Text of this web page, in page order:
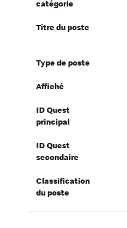
catégorie
Titre du poste
Type de poste
Affiché
ID Quest
principal
ID Quest
secondaire
Classification
du poste